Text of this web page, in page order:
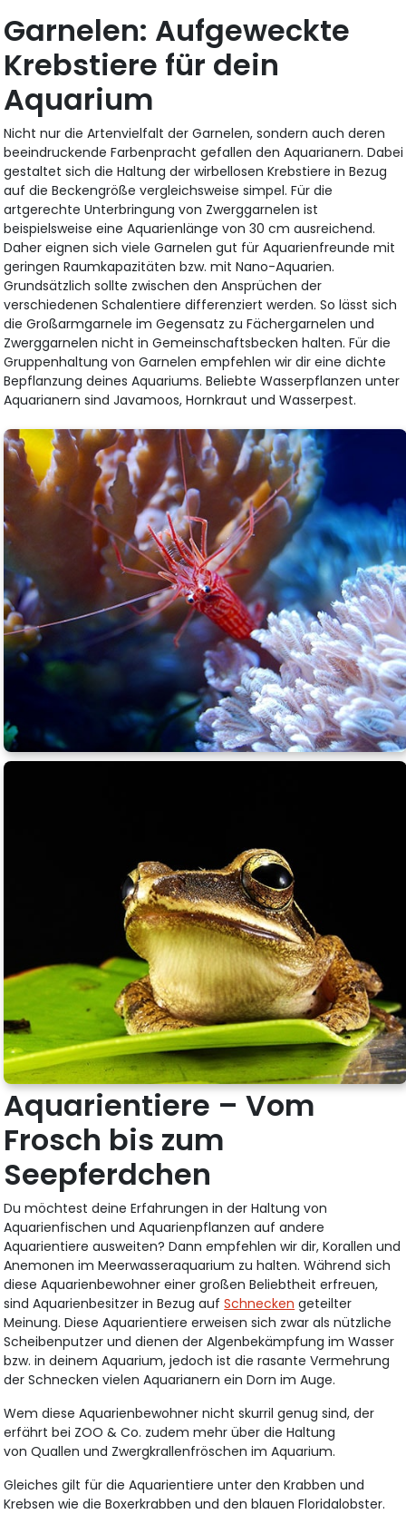
Garnelen: Aufgeweckte
Krebstiere für dein
Aquarium
Nicht nur die Artenvielfalt der Garnelen, sondern auch deren
beeindruckende Farbenpracht gefallen den Aquarianern. Dabei
gestaltet sich die Haltung der wirbellosen Krebstiere in Bezug
auf die Beckengröße vergleichsweise simpel. Für die
artgerechte Unterbringung von Zwerggarnelen ist
beispielsweise eine Aquarienlänge von 30 cm ausreichend.
Daher eignen sich viele Garnelen gut für Aquarienfreunde mit
geringen Raumkapazitäten bzw. mit Nano-Aquarien.
Grundsätzlich sollte zwischen den Ansprüchen der
verschiedenen Schalentiere differenziert werden. So lässt sich
die Großarmgarnele im Gegensatz zu Fächergarnelen und
Zwerggarnelen nicht in Gemeinschaftsbecken halten. Für die
Gruppenhaltung von Garnelen empfehlen wir dir eine dichte
Bepflanzung deines Aquariums. Beliebte Wasserpflanzen unter
Aquarianern sind Javamoos, Hornkraut und Wasserpest.
Aquarientiere – Vom
Frosch bis zum
Seepferdchen
Du möchtest deine Erfahrungen in der Haltung von
Aquarienfischen und Aquarienpflanzen auf andere
Aquarientiere ausweiten? Dann empfehlen wir dir, Korallen und
Anemonen im Meerwasseraquarium zu halten. Während sich
diese Aquarienbewohner einer großen Beliebtheit erfreuen,
sind Aquarienbesitzer in Bezug aufSchnecken geteilter
Meinung. Diese Aquarientiere erweisen sich zwar als nützliche
Scheibenputzer und dienen der Algenbekämpfung im Wasser
bzw. in deinem Aquarium, jedoch ist die rasante Vermehrung
der Schnecken vielen Aquarianern ein Dorn im Auge.
Wem diese Aquarienbewohner nicht skurril genug sind, der
erfährt bei ZOO & Co. zudem mehr über die Haltung
von Quallen und Zwergkrallenfröschen im Aquarium.
Gleiches gilt für die Aquarientiere unter den Krabben und
Krebsen wie die Boxerkrabben und den blauen Floridalobster.